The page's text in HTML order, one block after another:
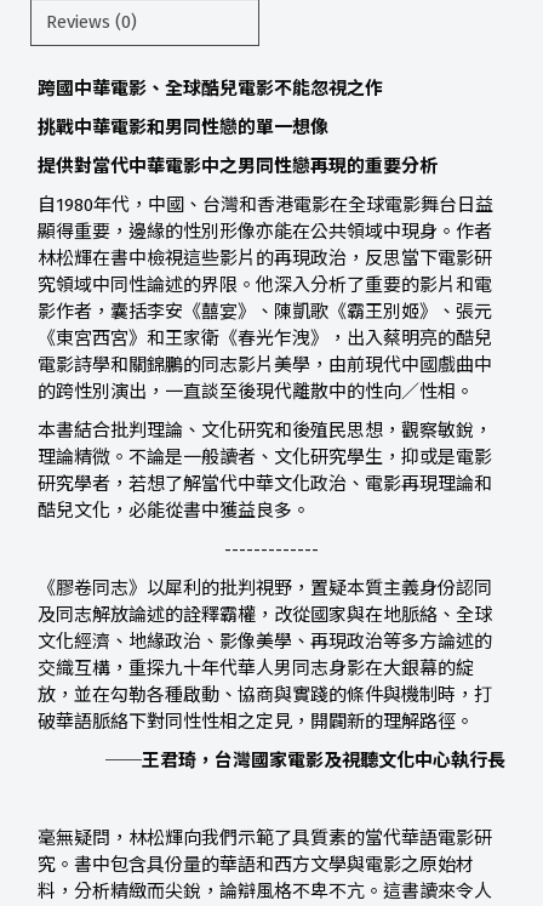
Reviews (0)
跨國中華電影、全球酷兒電影不能忽視之作
挑戰中華電影和男同性戀的單一想像
提供對當代中華電影中之男同性戀再現的重要分析
自1980年代，中國、台灣和香港電影在全球電影舞台日益
顯得重要，邊緣的性別形像亦能在公共領域中現身。作者
林松輝在書中檢視這些影片的再現政治，反思當下電影研
究領域中同性論述的界限。他深入分析了重要的影片和電
影作者，囊括李安《囍宴》、陳凱歌《霸王別姬》、張元
《東宮西宮》和王家衛《春光乍洩》，出入蔡明亮的酷兒
電影詩學和關錦鵬的同志影片美學，由前現代中國戲曲中
的跨性別演出，一直談至後現代離散中的性向／性相。
本書結合批判理論、文化研究和後殖民思想，觀察敏銳，
理論精微。不論是一般讀者、文化研究學生，抑或是電影
研究學者，若想了解當代中華文化政治、電影再現理論和
酷兒文化，必能從書中獲益良多。
-------------
《膠卷同志》以犀利的批判視野，置疑本質主義身份認同
及同志解放論述的詮釋霸權，改從國家與在地脈絡、全球
文化經濟、地緣政治、影像美學、再現政治等多方論述的
交織互構，重探九十年代華人男同志身影在大銀幕的綻
放，並在勾勒各種啟動、協商與實踐的條件與機制時，打
破華語脈絡下對同性性相之定見，開闢新的理解路徑。
──王君琦，台灣國家電影及視聽文化中心執行長
毫無疑問，林松輝向我們示範了具質素的當代華語電影研
究。書中包含具份量的華語和西方文學與電影之原始材
料，分析精緻而尖銳，論辯風格不卑不亢。這書讀來令人